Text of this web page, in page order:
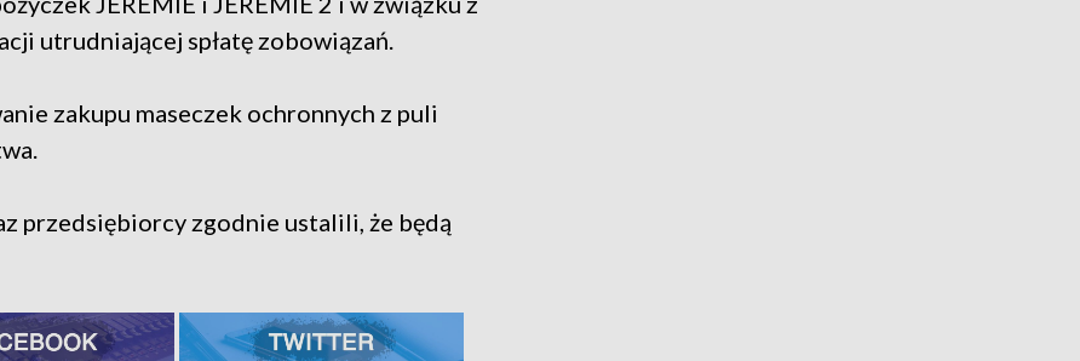
utrudniającej spłatę zobowiązań.
zakupu maseczek ochronnych z puli
przedsiębiorcy zgodnie ustalili, że będą